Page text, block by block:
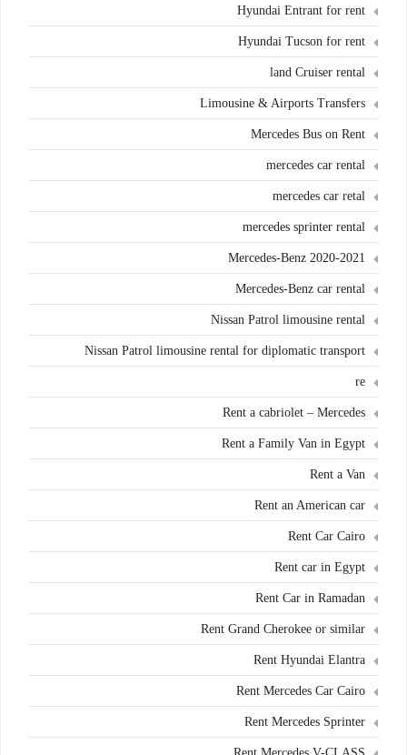
Hyundai Entrant for rent
Hyundai Tucson for rent
land Cruiser rental
Limousine & Airports Transfers
Mercedes Bus on Rent
mercedes car rental
mercedes car retal
mercedes sprinter rental
Mercedes-Benz 2020-2021
Mercedes-Benz car rental
Nissan Patrol limousine rental
Nissan Patrol limousine rental for diplomatic transport
re
Rent a cabriolet – Mercedes
Rent a Family Van in Egypt
Rent a Van
Rent an American car
Rent Car Cairo
Rent car in Egypt
Rent Car in Ramadan
Rent Grand Cherokee or similar
Rent Hyundai Elantra
Rent Mercedes Car Cairo
Rent Mercedes Sprinter